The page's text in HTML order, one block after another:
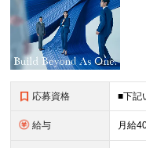
応募資格
給与